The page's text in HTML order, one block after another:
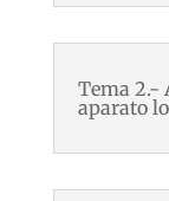
Tema 2.-
aparato